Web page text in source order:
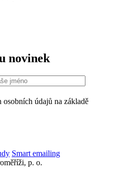
novinek
osobních údajů na základě
Smart emailing
p. o.